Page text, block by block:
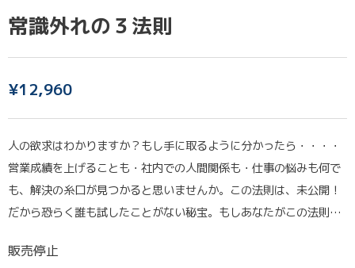
常識外れの３法則
¥12,960
人の欲求はわかりますか？もし手に取るように分かったら・・・・
営業成績を上げることも・社内での人間関係も・仕事の悩みも何で
も、解決の糸口が見つかると思いませんか。この法則は、未公開！
だから恐らく誰も試したことがない秘宝。もしあなたがこの法則…
販売停止